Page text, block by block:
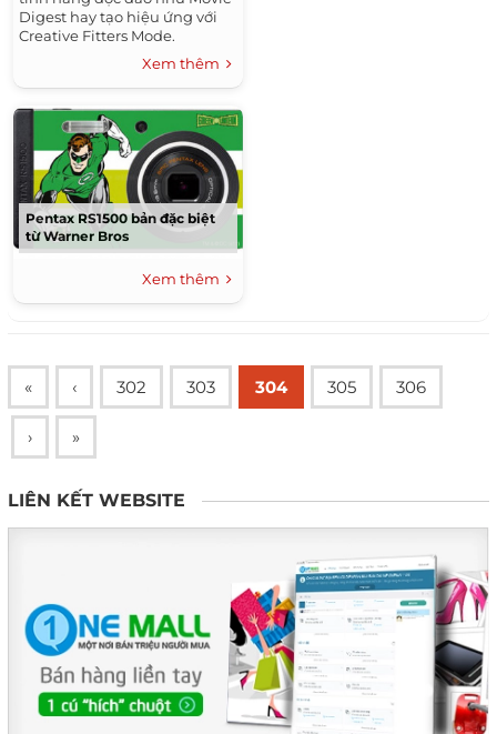
Digest hay tạo hiệu ứng với
Creative Fitters Mode.
Xem thêm
Pentax RS1500 bản đặc biệt
từ Warner Bros
Xem thêm
« ‹ 302 303 304 305 306
› »
LIÊN KẾT WEBSITE